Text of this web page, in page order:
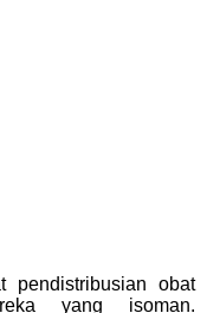
pendistribusian obat
yang isoman.